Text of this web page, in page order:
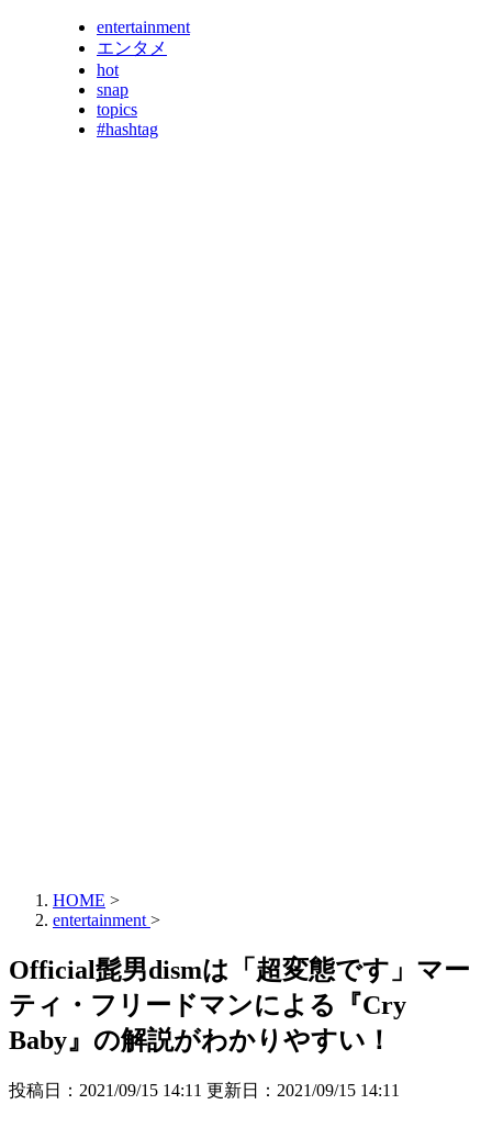
entertainment
エンタメ
hot
snap
topics
#hashtag
HOME >
entertainment >
Official髭男dismは「超変態です」マー
ティ・フリードマンによる『Cry
Baby』の解説がわかりやすい！
投稿日：2021/09/15 14:11 更新日： 2021/09/15 14:11